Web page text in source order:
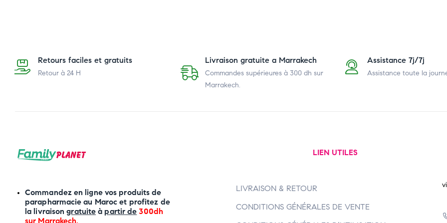
Retours faciles et gratuits
Retour à 24 H
Livraison gratuite a Marrakech
Commandes supérieures à 300 dhsur
Marrakech.
Assistance 7j/7j
Assistance toute la
Commandez en ligne vos produits de
parapharmacie au Maroc et profitez de
la livraisongratuite à partir de 300dh
sur Marrakech.
LIEN UTILES
LIVRAISON & RETOUR
CONDITIONS GÉNÉRALES DE VENTE